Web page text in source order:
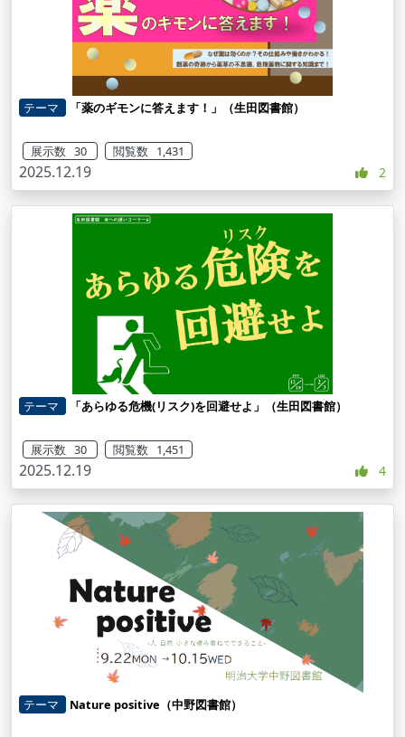
テーマ 「薬のギモンに答えます！」（生田図書館）
展示数 30 閲覧数 1,431
2025.12.19 2
テーマ 「あらゆる危機(リスク)を回避せよ」（生田図書館）
展示数 30 閲覧数 1,451
2025.12.19 4
テーマ Nature positive（中野図書館）